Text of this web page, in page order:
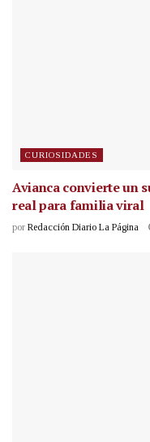
CURIOSIDADES
Avianca convierte un
real para familia viral
por Redacción Diario La Página